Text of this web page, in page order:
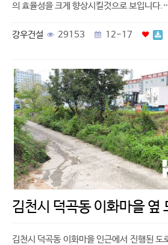
의 효율성을 크게 향상시킬것으로 보입니다
강우건설 29153 12-17
김천시 덕곡동 이화마을 옆
김천시 덕곡동 이화마을 인근에서 진행된 도